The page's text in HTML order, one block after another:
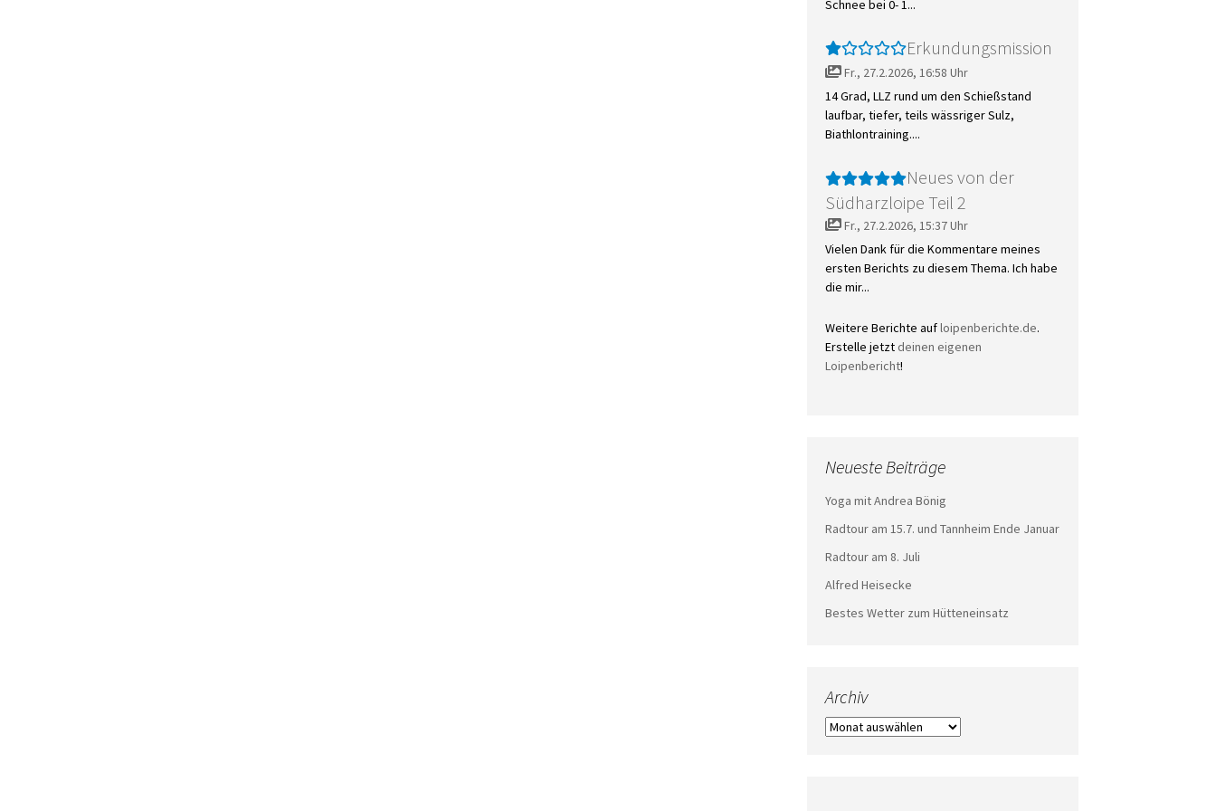
Schnee bei 0- 1...
Erkundungsmission
Fr., 27.2.2026, 16:58 Uhr
14 Grad, LLZ rund um den Schießstand
laufbar, tiefer, teils wässriger Sulz,
Biathlontraining....
Neues von der
Südharzloipe Teil 2
Fr., 27.2.2026, 15:37 Uhr
Vielen Dank für die Kommentare meines
ersten Berichts zu diesem Thema. Ich habe
die mir...
Weitere Berichte aufloipenberichte.de.
Erstelle jetzt deinen eigenen
Loipenbericht!
Neueste Beiträge
Yoga mit Andrea Bönig
Radtour am 15.7. und Tannheim Ende Januar
Radtour am 8. Juli
Alfred Heisecke
Bestes Wetter zum Hütteneinsatz
Archiv
Archiv